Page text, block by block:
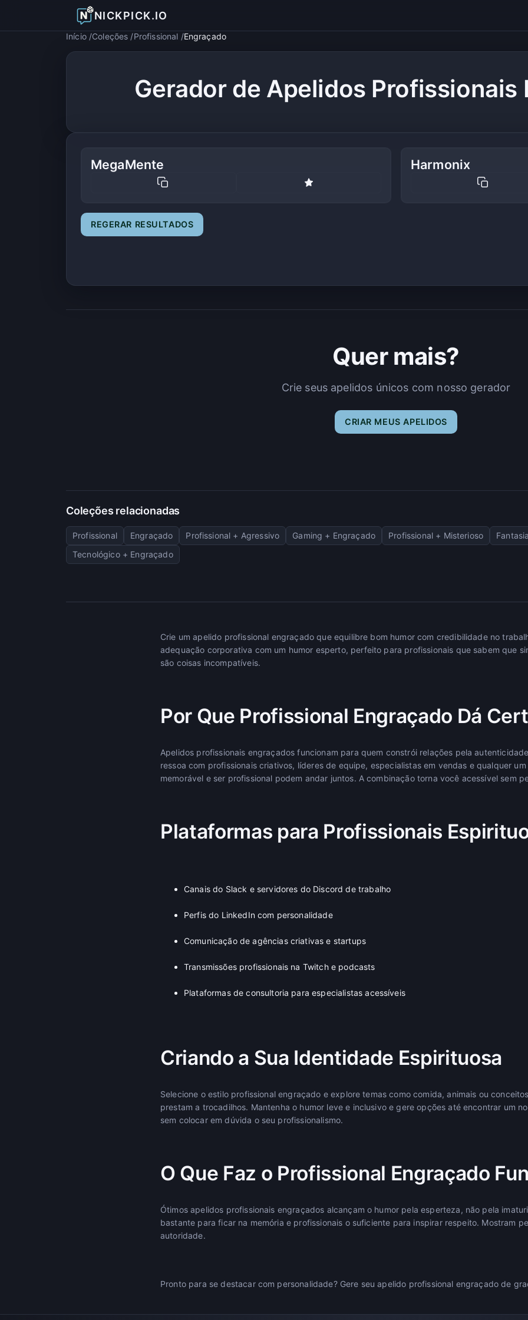
NICKPICK.IO
Início Coleções Profissional Engraçado
Gerador de Apelidos Profissionais
MegaMente Harmonix
REGERAR RESULTADOS
Quer mais?
Crie seus apelidos únicos com nosso gerador
CRIAR MEUS APELIDOS
Coleções relacionadas
Profissional Engraçado Profissional + Agressivo Gaming + Engraçado Profissional + Misterioso
Tecnológico + Engraçado
Crie um apelido profissional engraçado que equilibre bom humor com credibilidade no
adequação corporativa com um humor esperto, perfeito para profissionais que sabem que
são coisas incompatíveis.
Por Que Profissional Engraçado Dá
Apelidos profissionais engraçados funcionam para quem constrói relações pela
ressoa com profissionais criativos, líderes de equipe, especialistas em vendas e qualquer
memorável e ser profissional podem andar juntos. A combinação torna você acessível sem
Plataformas para Profissionais
Canais do Slack e servidores do Discord de trabalho
Perfis do LinkedIn com personalidade
Comunicação de agências criativas e startups
Transmissões profissionais na Twitch e podcasts
Plataformas de consultoria para especialistas acessíveis
Criando a Sua Identidade Espirituosa
Selecione o estilo profissional engraçado e explore temas como comida, animais ou
prestam a trocadilhos. Mantenha o humor leve e inclusivo e gere opções até encontrar um
sem colocar em dúvida o seu profissionalismo.
O Que Faz o Profissional Engraçado
Ótimos apelidos profissionais engraçados alcançam o humor pela esperteza, não pela
bastante para ficar na memória e profissionais o suficiente para inspirar respeito. Mostram
autoridade.
Pronto para se destacar com personalidade? Gere seu apelido profissional engraçado de